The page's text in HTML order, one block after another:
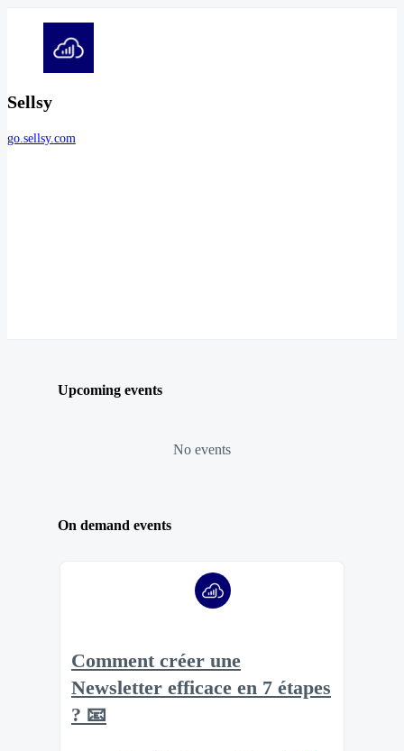
Sellsy
go.sellsy.com
Upcoming events
No events
On demand events
Comment créer une
Newsletter efficace en 7 étapes
? 📧